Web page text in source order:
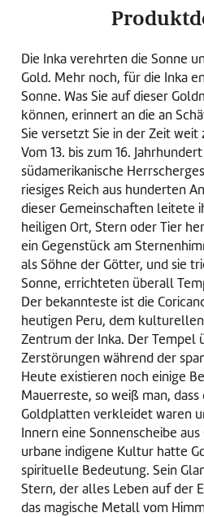
Die Inka verehrten die Sonne
Gold. Mehr noch, für die Inka
Sonne. Was Sie auf dieser
können, erinnert an die an
Sie versetzt Sie in der Zeit weit
Vom 13. bis zum 16.
südamerikanische
riesiges Reich aus hunderten
dieser Gemeinschaften leitete
heiligen Ort, Stern oder Tier
ein Gegenstück am
als Söhne der Götter, und sie
Sonne, errichteten überall
Der bekannteste ist die
heutigen Peru, dem
Zentrum der Inka. Der Tempel
Zerstörungen während der
Heute existieren noch einige
Mauerreste, so weiß man,
Goldplatten verkleidet waren
Innern eine Sonnenscheibe
urbane indigene Kultur hatte
spirituelle Bedeutung. Sein
Stern, der alles Leben auf der
das magische Metall vom